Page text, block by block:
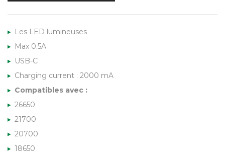
Les LED lumineuses
Max 0.5A
USB-C
Charging current : 2000 mA
Compatibles avec :
26650
21700
20700
18650